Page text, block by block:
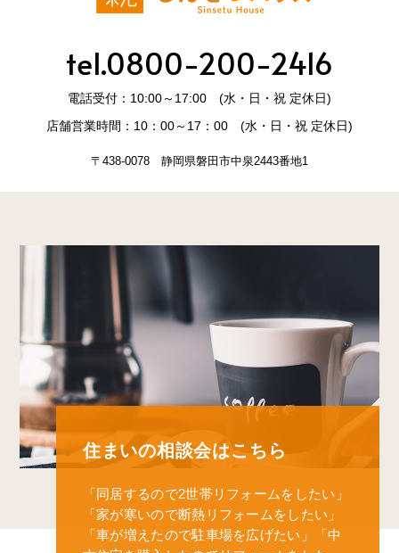
tel.0800-200-2416
電話受付：10:00～17:00 (水・日・祝 定休日)
店舗営業時間：10：00～17：00 (水・日・祝 定休日)
〒438-0078 静岡県磐田市中泉2443番地1
住まいの相談会はこちら
「同居するので2世帯リフォームをしたい」
「家が寒いので断熱リフォームをしたい」
「車が増えたので駐車場を広げたい」
「中